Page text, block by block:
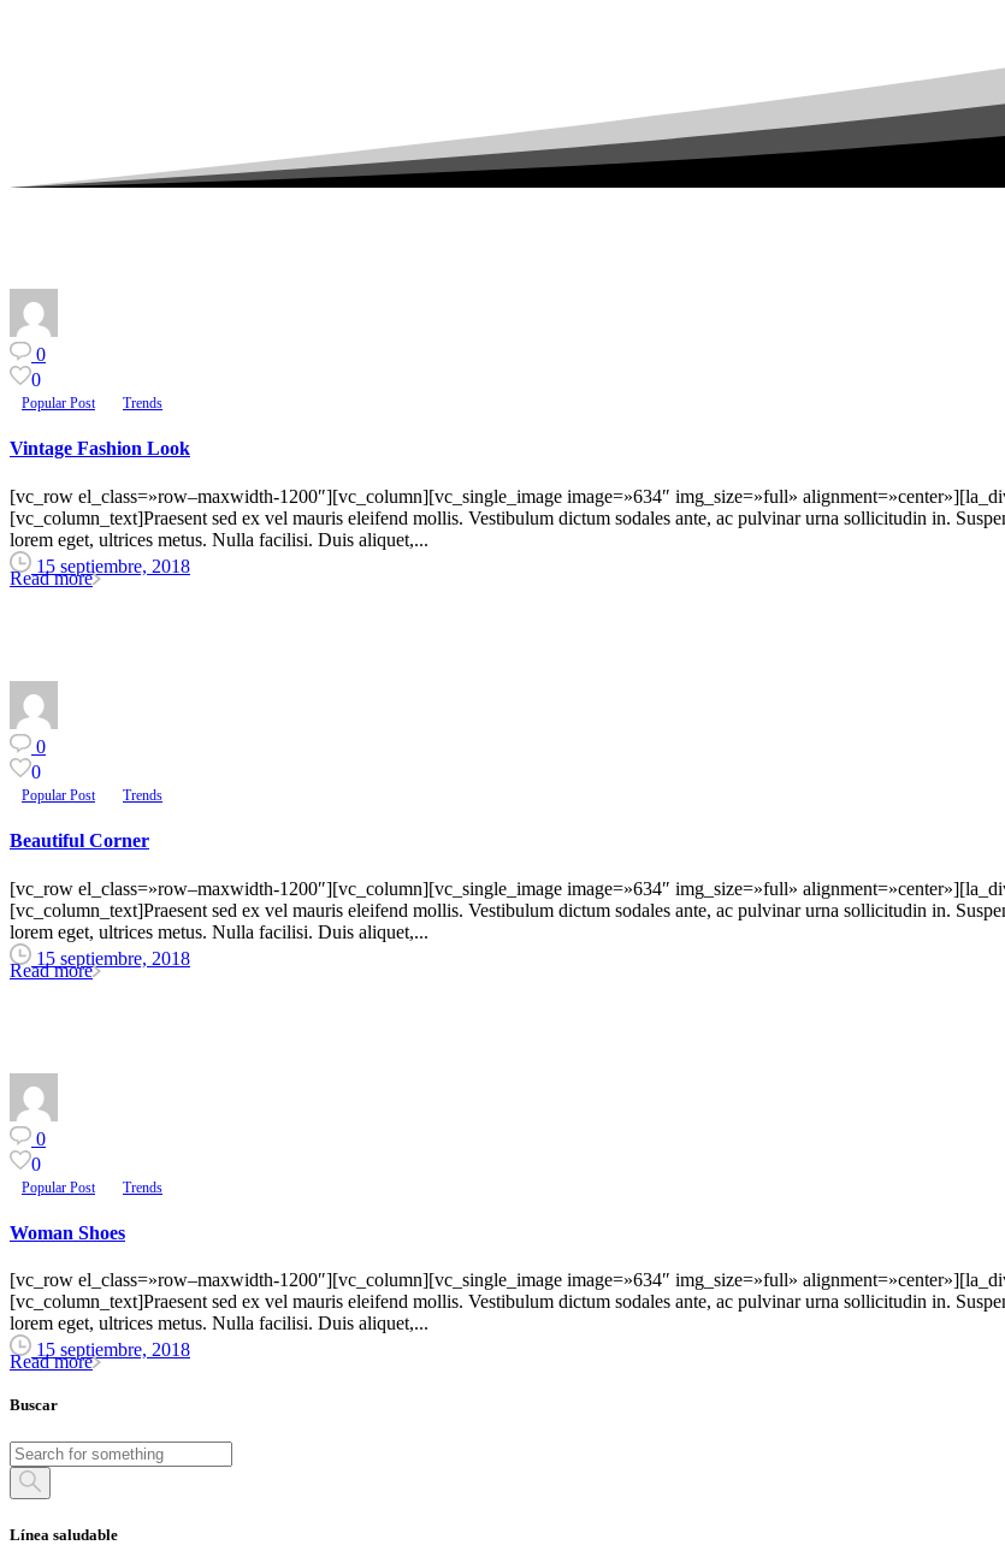
0
0
Popular Post Trends
Vintage Fashion Look
[vc_row el_class=»row–maxwidth-1200″][vc_column][vc_single_image image=»634″ img_size=»full»
[vc_column_text]Praesent sed ex vel mauris eleifend mollis. Vestibulum dictum sodales ante, ac pulvinar urna sollicitudin in.
lorem eget, ultrices metus. Nulla facilisi. Duis aliquet,...
15 septiembre, 2018
Read more
0
0
Popular Post Trends
Beautiful Corner
[vc_row el_class=»row–maxwidth-1200″][vc_column][vc_single_image image=»634″ img_size=»full»
[vc_column_text]Praesent sed ex vel mauris eleifend mollis. Vestibulum dictum sodales ante, ac pulvinar urna sollicitudin in.
lorem eget, ultrices metus. Nulla facilisi. Duis aliquet,...
15 septiembre, 2018
Read more
0
0
Popular Post Trends
Woman Shoes
[vc_row el_class=»row–maxwidth-1200″][vc_column][vc_single_image image=»634″ img_size=»full»
[vc_column_text]Praesent sed ex vel mauris eleifend mollis. Vestibulum dictum sodales ante, ac pulvinar urna sollicitudin in.
lorem eget, ultrices metus. Nulla facilisi. Duis aliquet,...
15 septiembre, 2018
Read more
Buscar
Línea saludable